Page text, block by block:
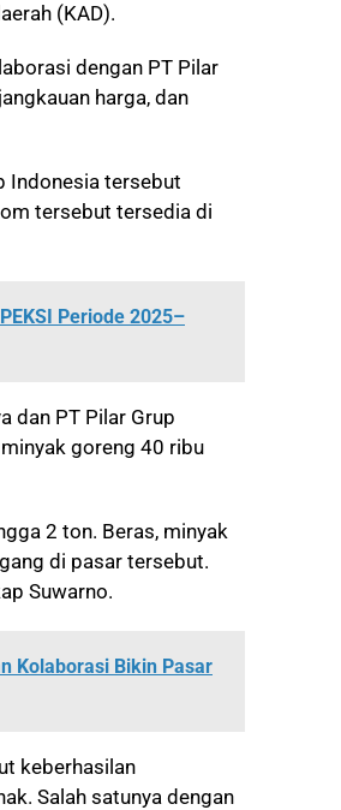
(KAD).
dengan PT Pilar
harga, dan
Indonesia tersebut
tersebut tersedia di
Periode 2025–
dan PT Pilar Grup
goreng 40 ribu
2 ton. Beras, minyak
di pasar tersebut.
Suwarno.
Kolaborasi Bikin Pasar
keberhasilan
Salah satunya dengan